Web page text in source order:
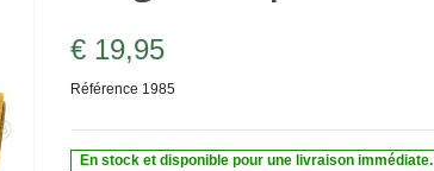
€ 19,95
Référence 1985
En stock et disponible pour une livraison immédiate.